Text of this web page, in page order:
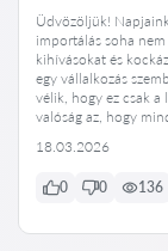
Üdvözöljük!
importálás soha
kihívásokat és
egy vállalkozás
vélik, hogy ez csak
valóság az, hogy
18.03.2026
0 0 136